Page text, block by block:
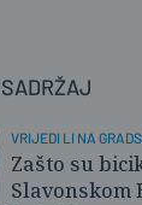
VRIJEDI LI NA
Zašto su
Slavonskom